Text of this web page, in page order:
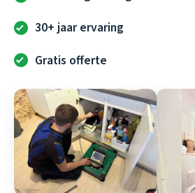
30+ jaar ervaring
Gratis offerte